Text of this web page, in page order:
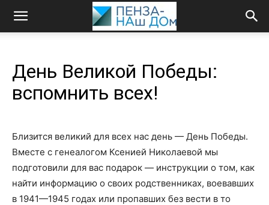
День Великой Победы:
вспомнить всех!
Близится великий для всех нас день — День Победы.
Вместе с генеалогом Ксенией Николаевой мы
подготовили для вас подарок — инструкции о том, как
найти информацию о своих родственниках, воевавших
в 1941—1945 годах или пропавших без вести в то